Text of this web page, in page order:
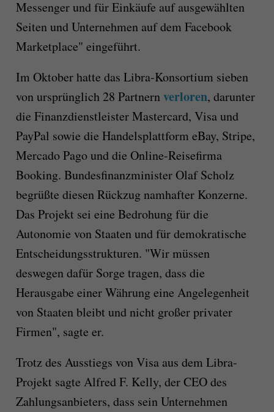
Messenger und für Einkäufe auf ausgewählten
Seiten und Unternehmen auf dem Facebook
Marketplace" eingeführt.
Im Oktober hatte das Libra-Konsortium sieben
von ursprünglich 28 Partnernverloren, darunter
die Finanzdienstleister Mastercard, Visa und
PayPal sowie die Handelsplattform eBay, Stripe,
Mercado Pago und die Online-Reisefirma
Booking. Bundesfinanzminister Olaf Scholz
begrüßte diesen Rückzug namhafter Konzerne.
Das Projekt sei eine Bedrohung für die
Autonomie von Staaten und für demokratische
Entscheidungsstrukturen. "Wir müssen
deswegen dafür Sorge tragen, dass die
Herausgabe einer Währung eine Angelegenheit
von Staaten bleibt und nicht großer privater
Firmen", sagte er.
Trotz des Ausstiegs von Visa aus dem Libra-
Projekt sagte Alfred F. Kelly, der CEO des
Zahlungsanbieters, dass sein Unternehmen